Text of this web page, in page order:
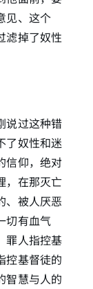
见、这个
滤掉了奴性
说过这种错
了奴性和迷
信仰，绝对
，在那灭亡
被人厌恶
切有血气
人指控基
控基督徒的
智慧与人的